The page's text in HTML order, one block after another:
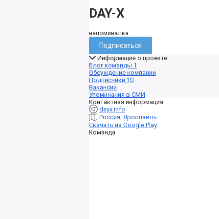
DAY-X
напоминалка
Подписаться
Информация о проекте
Блог команды 1
Обсуждение компании
Подписчики 10
Вакансии
Упоминания в СМИ
Контактная информация
dayx.info
Россия, Ярославль
Скачать из Google Play
Команда